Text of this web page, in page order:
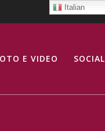
E VIDEO SOCIAL
Italian